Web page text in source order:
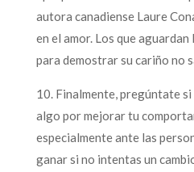
autora canadiense Laure
en el amor. Los que
para demostrar su cariño no
10. Finalmente, pregúntate si
algo por mejorar tu
especialmente ante las
ganar si no intentas un